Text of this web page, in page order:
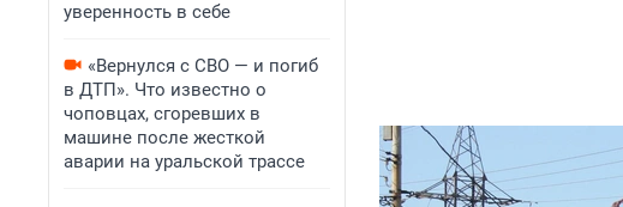
уверенность в себе
«Вернулся с СВО — и погиб
в ДТП». Что известно о
чоповцах, сгоревших в
машине после жесткой
аварии на уральской трассе